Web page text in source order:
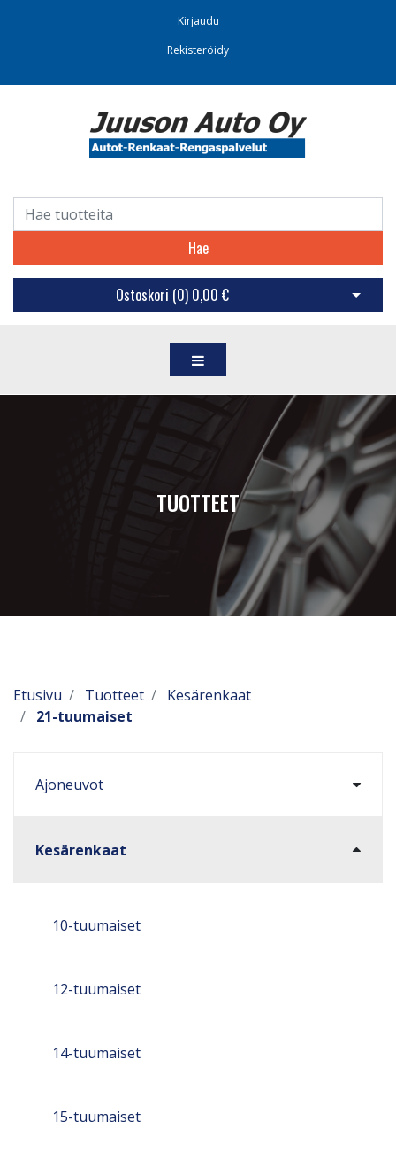
Kirjaudu
Rekisteröidy
Hae
Ostoskori (0) 0,00 € Avaa
TUOTTEET
Etusivu Tuotteet
Kesärenkaat
21-tuumaiset
Ajoneuvot
Kesärenkaat
10-tuumaiset
12-tuumaiset
14-tuumaiset
15-tuumaiset